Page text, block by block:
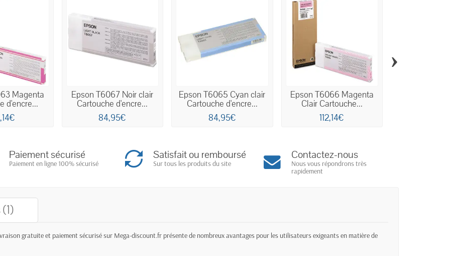
Magenta
d'encre...
Epson T6067 Noir clair
Cartouche d'encre...
84,95€
Epson T6065 Cyan clair
Cartouche d'encre...
84,95€
Epson T6066 Magenta
Clair Cartouche...
112,14€
›
Paiement sécurisé
Paiement en ligne 100% sécurisé
Satisfait ou remboursé
Sur tous les produits du site
Contactez-nous
Nous vous répondrons très
rapidement
gratuite et paiement sécurisé sur Mega-discount.fr présente de nombreux avantages pour les utilisateurs exigeants en matière de